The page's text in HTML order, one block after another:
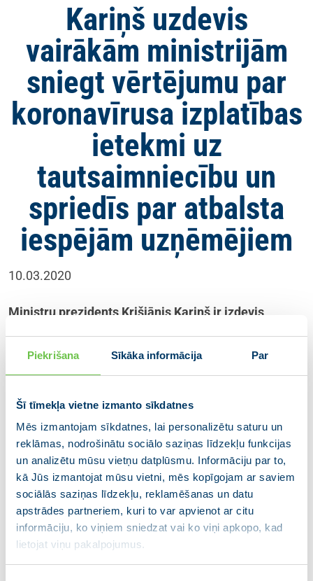
Piekrišana Sīkāka informācija Par
Šī tīmekļa vietne izmanto sīkdatnes
Mēs izmantojam sīkdatnes, lai personalizētu saturu un
reklāmas, nodrošinātu sociālo saziņas līdzekļu funkcijas
un analizētu mūsu vietņu datplūsmu. Informāciju par to,
kā Jūs izmantojat mūsu vietni, mēs kopīgojam ar saviem
sociālās saziņas līdzekļu, reklamēšanas un datu
apstrādes partneriem, kuri to var apvienot ar citu
informāciju, ko viņiem sniedzat vai ko viņi apkopo, kad
lietojat viņu pakalpojumus.
Kariņš uzdevis
vairākām ministrijām
sniegt vērtējumu par
koronavīrusa izplatības
ietekmi uz
tautsaimniecību un
spriedīs par atbalsta
iespējām uzņēmējiem
10.03.2020
Ministru prezidents Krišjānis Kariņš ir izdevis
darba dienu laikā, ir jāiesniedz vērtējums par
tautsaimniecību. Tāpat Kariņš ar Latvijas Bankas
iespējām uzņēmējiem.
Ministru prezidents ir lūdzis iesniegt arī iespējamos
attīstības scenārijus koronavīrusa izplatības ietekmei
uz Latvijas ekonomiku. Līdzīgu lūgumu K. Kariņš ir
nosūtījis arī Latvijas Bankas prezidentam Mārtiņam
Kazākam.
Vienlaikus Ministru prezidents ceturtdien, 12.martā,